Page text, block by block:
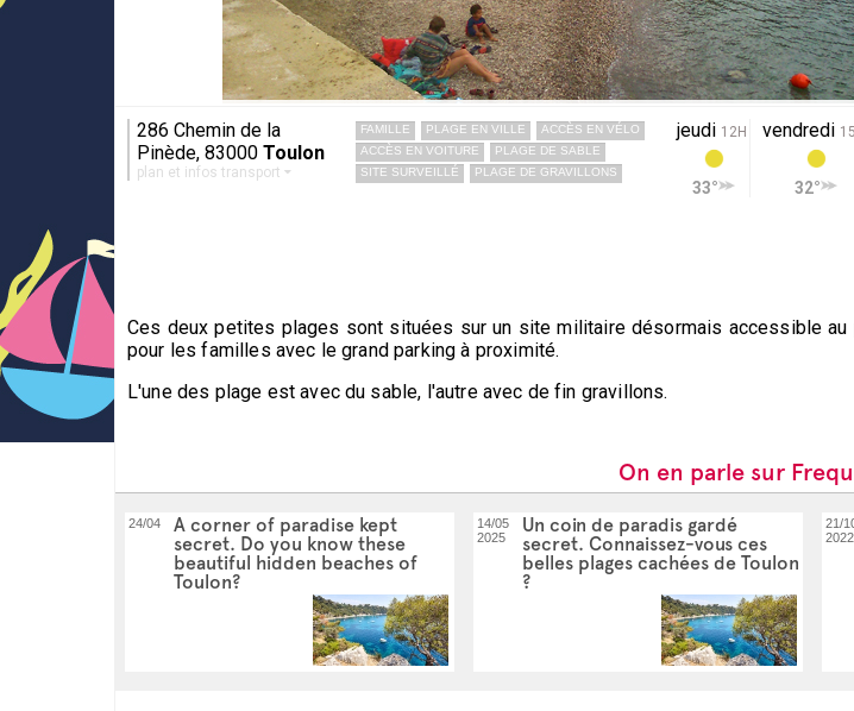
286 Chemin de la
Pinède, 83000 Toulon
plan et infos transport
FAMILLE PLAGE EN VILLE
ACCÈS EN VÉLO
ACCÈS EN VOITURE
PLAGE DE SABLE
SITE SURVEILLÉ
PLAGE DE GRAVILLONS
jeudi 12H
33°
vendredi
32°
Ces deux petites plages sont situées sur un site militaire désormais accessible
pour les familles avec le grand parking à proximité.
L'une des plage est avec du sable, l'autre avec de fin gravillons.
On en parle sur
24/04
A corner of paradise kept
secret. Do you know these
beautiful hidden beaches of
Toulon?
14/05
2025
Un coin de paradis gardé
secret. Connaissez-vous ces
belles plages cachées de Toulon
?
21/
2022